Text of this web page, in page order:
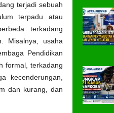
ng terjadi sebuah
terpadu
atau
terkadang
Misalnya
usaha
Pendidikan
formal, terkadang
kecenderungan
dan kurang , dan